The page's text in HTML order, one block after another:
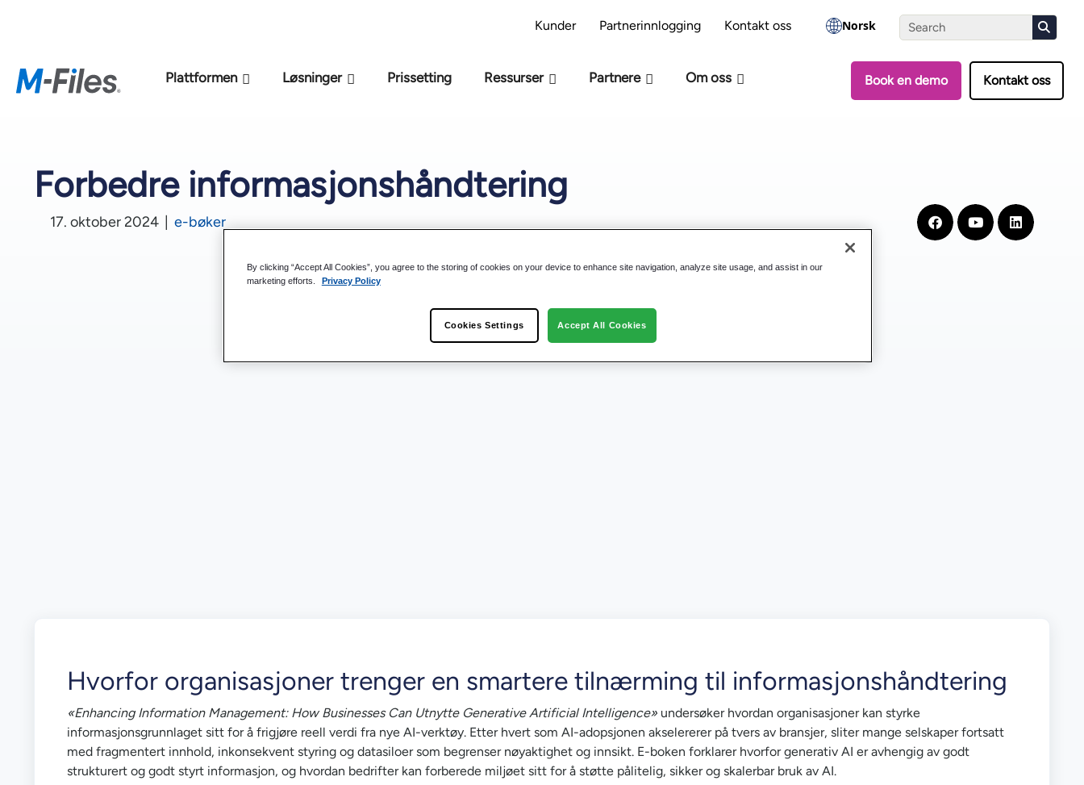
Kunder Partnerinnlogging Kontakt oss Norsk
Plattformen Løsninger Prissetting Ressurser Partnere Om oss Book en demo Kontakt oss
Forbedre informasjonshåndtering
17. oktober 2024 e-bøker
Last ned fil:
Hvorfor organisasjoner trenger en smartere tilnærming til informasjonshåndtering
«Enhancing Information Management: How Businesses Can Utnytte Generative Artificial Intelligence» undersøker hvordan organisasjoner kan styrke
informasjonsgrunnlaget sitt for å frigjøre reell verdi fra nye AI-verktøy. Etter hvert som AI-adopsjonen akselererer på tvers av bransjer, sliter mange selskaper fortsatt
med fragmentert innhold, inkonsekvent styring og datasiloer som begrenser nøyaktighet og innsikt. E-boken forklarer hvorfor generativ AI er avhengig av godt
strukturert og godt styrt informasjon, og hvordan bedrifter kan forberede miljøet sitt for å støtte pålitelig, sikker og skalerbar bruk av AI.
Ny M-Files AI-beredskapsmodell – Er du klar for AI? Ta AI-vurderingen
By clicking “Accept All Cookies”, you agree to the storing of cookies on your device to enhance site navigation, analyze site usage, and assist in our
marketing efforts.
Privacy Policy
Cookies Settings Accept All Cookies